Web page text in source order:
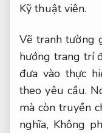
Kỹ thuật viên.
Vẽ tranh tường
hướng trang trí
đưa vào thực
theo yêu cầu.
mà còn truyền
nghĩa, Không